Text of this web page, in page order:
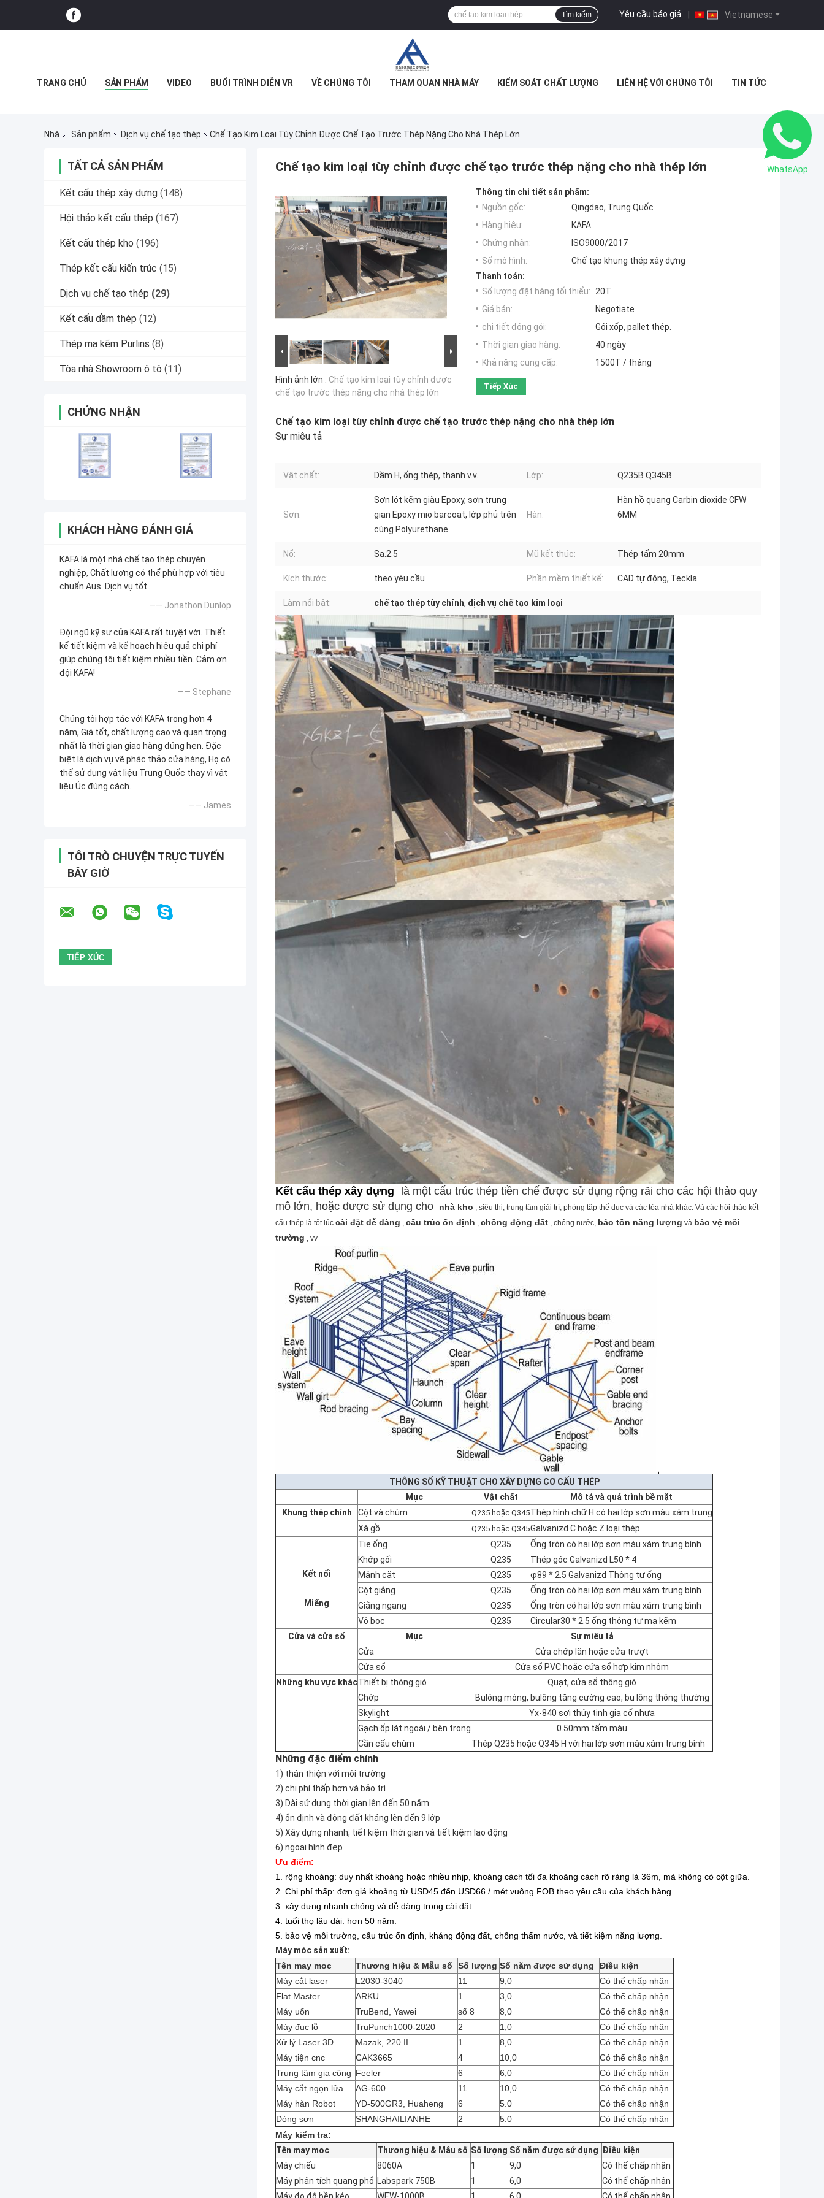
Vietnamese
Yêu cầu báo giá |
Tìm kiếm
TRANG CHỦ SẢN PHẨM VIDEO BUỔI TRÌNH DIỄN VR VỀ CHÚNG TÔI THAM QUAN NHÀ MÁY KIỂM SOÁT CHẤT LƯỢNG LIÊN HỆ VỚI CHÚNG TÔI TIN TỨC
Nhà Sản phẩm Dịch vụ chế tạo thép Chế Tạo Kim Loại Tùy Chỉnh Được Chế Tạo Trước Thép Nặng Cho Nhà Thép Lớn
TẤT CẢ SẢN PHẨM
Kết cấu thép xây dựng (148)
Hội thảo kết cấu thép (167)
Kết cấu thép kho (196)
Thép kết cấu kiến ​​trúc (15)
Dịch vụ chế tạo thép (29)
Kết cấu dầm thép (12)
Thép mạ kẽm Purlins (8)
Tòa nhà Showroom ô tô (11)
CHỨNG NHẬN
KHÁCH HÀNG ĐÁNH GIÁ
KAFA là một nhà chế tạo thép chuyên
nghiệp, Chất lượng có thể phù hợp với tiêu
chuẩn Aus. Dịch vụ tốt.
—— Jonathon Dunlop
Đội ngũ kỹ sư của KAFA rất tuyệt vời. Thiết
kế tiết kiệm và kế hoạch hiệu quả chi phí
giúp chúng tôi tiết kiệm nhiều tiền. Cảm ơn
đội KAFA!
—— Stephane
Chúng tôi hợp tác với KAFA trong hơn 4
năm, Giá tốt, chất lượng cao và quan trọng
nhất là thời gian giao hàng đúng hẹn. Đặc
biệt là dịch vụ vẽ phác thảo cửa hàng, Họ có
thể sử dụng vật liệu Trung Quốc thay vì vật
liệu Úc đúng cách.
—— James
TÔI TRÒ CHUYỆN TRỰC TUYẾN
BÂY GIỜ
Chế tạo kim loại tùy chỉnh được chế tạo trước thép nặng cho nhà thép lớn
Hình ảnh lớn : Chế tạo kim loại tùy chỉnh được
chế tạo trước thép nặng cho nhà thép lớn
Thông tin chi tiết sản phẩm:
Nguồn gốc:
Qingdao, Trung Quốc
Hàng hiệu:
KAFA
Chứng nhận:
ISO9000/2017
Số mô hình:
Chế tạo khung thép xây dựng
Thanh toán:
Số lượng đặt hàng tối thiểu: 20T
Giá bán:
Negotiate
chi tiết đóng gói:
Gói xốp, pallet thép.
Thời gian giao hàng:
40 ngày
Khả năng cung cấp:
1500T / tháng
Tiếp Xúc
Chế tạo kim loại tùy chỉnh được chế tạo trước thép nặng cho nhà thép lớn
Sự miêu tả
Vật chất: Dầm H, ống thép, thanh v.v. Lớp: Q235B Q345B
Sơn:
Sơn lót kẽm giàu Epoxy, sơn trung
gian Epoxy mio barcoat, lớp phủ trên
cùng Polyurethane
Hàn:
Hàn hồ quang Carbin dioxide CFW
6MM
Nổ: Sa.2.5 Mũ kết thúc: Thép tấm 20mm
Kích thước: theo yêu cầu Phần mềm thiết kế: CAD tự động, Teckla
Làm nổi bật: chế tạo thép tùy chỉnh, dịch vụ chế tạo kim loại
Kết cấu thép xây dựng
là một cấu trúc thép tiền chế được sử dụng rộng rãi cho các hội thảo quy
mô lớn, hoặc được sử dụng cho
nhà kho , siêu thị, trung tâm giải trí, phòng tập thể dục và các tòa nhà khác. Và các hội thảo kết
cấu thép là tốt lúc cài đặt dễ dàng , cấu trúc ổn định , chống động đất , chống nước, bảo tồn năng lượng và bảo vệ môi
trường , vv
THÔNG SỐ KỸ THUẬT CHO XÂY DỰNG CƠ CẤU THÉP
Mục
Vật chất Mô tảvà quá trình bề mặt
Khung thép chính
Cột và chùm Q235 hoặc Q345Thép hình chữ H có hai lớp sơn màu xám trung
Xà gồ
Q235 hoặc Q345Galvanizd C hoặc Z loại thép
Kết nối
Miếng
Tie ống Q235
Ống tròn có hai lớp sơn màu xám trung bình
Khớp gối
Q235
Thép góc Galvanizd L50 * 4
Mảnh cắt
Q235
φ89 * 2.5 Galvanizd Thông tư ống
Cột giằng
Q235
Ống tròn có hai lớp sơn màu xám trung bình
Giằng ngang
Q235
Ống tròn có hai lớp sơn màu xám trung bình
Vỏ bọc
Q235
Circular30 * 2.5 ống thông tư mạ kẽm
Cửa và cửa sổ
Mục
Sự miêu tả
Cửa
Cửa chớp lăn hoặc cửa trượt
Cửa sổ
Cửa sổ PVC hoặc cửa sổ hợp kim nhôm
Những khu vực khácThiết bị thông gió
Quạt, cửa sổ thông gió
Chớp
Bulông móng, bulông tăng cường cao, bu lông thông thường
Skylight
Yx-840 sợi thủy tinh gia cố nhựa
Gạch ốp lát ngoài / bên trong
0.50mm tấm màu
Cần cẩu chùm
Thép Q235 hoặc Q345 H với hai lớp sơn màu xám trung bình
Những đặc điểm chính
1) thân thiện với môi trường
2) chi phí thấp hơn và bảo trì
3) Dài sử dụng thời gian lên đến 50 năm
4) ổn định và động đất kháng lên đến 9 lớp
5) Xây dựng nhanh, tiết kiệm thời gian và tiết kiệm lao động
6) ngoại hình đẹp
Ưu điểm:
1. rộng khoảng: duy nhất khoảng hoặc nhiều nhịp, khoảng cách tối đa khoảng cách rõ ràng là 36m, mà không có cột giữa.
2. Chi phí thấp: đơn giá khoảng từ USD45 đến USD66 / mét vuông FOB theo yêu cầu của khách hàng.
3. xây dựng nhanh chóng và dễ dàng trong cài đặt
4. tuổi thọ lâu dài: hơn 50 năm.
5. bảo vệ môi trường, cấu trúc ổn định, kháng động đất, chống thấm nước, và tiết kiệm năng lượng.
Máy móc sản xuất:
Tên may moc
Thương hiệu & Mẫu số Số lượng Số năm được sử dụng
Điều kiện
Máy cắt laser
L2030-3040 11 9,0
Có thể chấp nhận
Flat Master
ARKU 1 3,0
Có thể chấp nhận
Máy uốn
TruBend, Yawei số 8 8,0
Có thể chấp nhận
Máy đục lỗ
TruPunch1000-2020 2 1,0
Có thể chấp nhận
Xử lý Laser 3D
Mazak, 220 II 1 8,0
Có thể chấp nhận
Máy tiện cnc
CAK3665 4 10,0
Có thể chấp nhận
Trung tâm gia công Feeler 6 6,0
Có thể chấp nhận
Máy cắt ngọn lửa
AG-600 11 10,0
Có thể chấp nhận
Máy hàn Robot
YD-500GR3, Huaheng 6 5.0
Có thể chấp nhận
Dòng sơn
SHANGHAILIANHE 2 5.0
Có thể chấp nhận
Máy kiểm tra:
Tên may moc
Thương hiệu & Mẫu số Số lượng Số năm được sử dụng Điều kiện
Máy chiếu
8060A 1 9,0
Có thể chấp nhận
Máy phân tích quang phổ Labspark 750B 1 6,0
Có thể chấp nhận
WhatsApp